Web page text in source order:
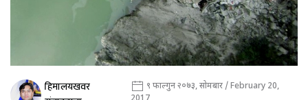
हिमालयखवर
९ फाल्गुन २०७३, सोमबार / February 20,